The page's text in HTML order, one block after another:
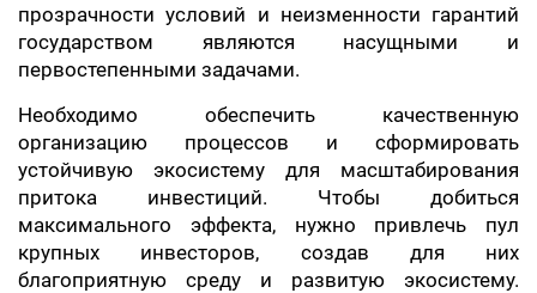
прозрачности условий и неизменности гарантий
государством являются насущными и
первостепенными задачами.
Необходимо обеспечить качественную
организацию процессов и сформировать
устойчивую экосистему для масштабирования
притока инвестиций. Чтобы добиться
максимального эффекта, нужно привлечь пул
крупных инвесторов, создав для них
благоприятную среду и развитую экосистему.